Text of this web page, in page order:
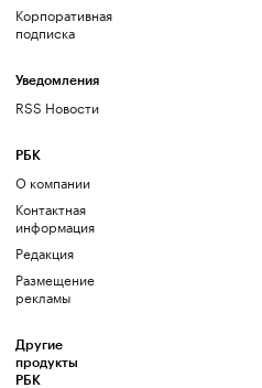
Корпоративная
подписка
Уведомления
RSS Новости
РБК
О компании
Контактная
информация
Редакция
Размещение
рекламы
Другие
продукты
РБК